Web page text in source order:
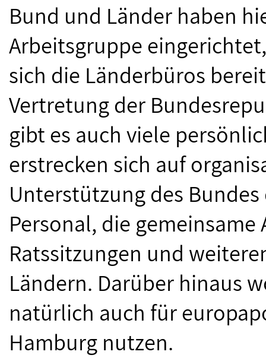
Bund und Länder haben
Arbeitsgruppe
sich die Länderbüros
Vertretung der
gibt es auch viele
erstrecken sich auf
Unterstützung des
Personal, die
Ratssitzungen und
Ländern. Darüber hinaus
natürlich auch für
Hamburg nutzen.